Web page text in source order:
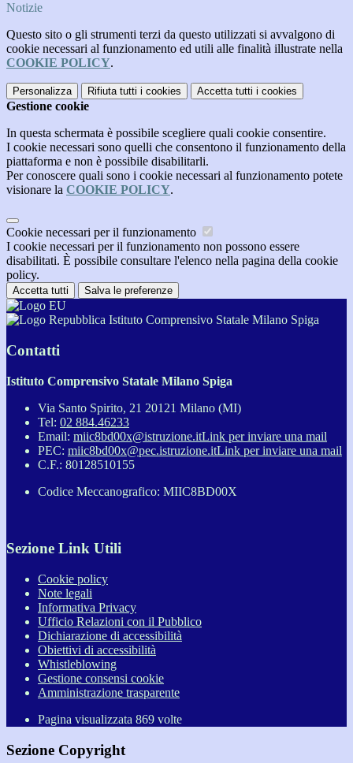
Notizie
Questo sito o gli strumenti terzi da questo utilizzati si avvalgono di
cookie necessari al funzionamento ed utili alle finalità illustrate nella
COOKIE POLICY.
Personalizza Rifiuta tutti i cookies Accetta tutti i cookies
Gestione cookie
In questa schermata è possibile scegliere quali cookie consentire.
I cookie necessari sono quelli che consentono il funzionamento della
piattaforma e non è possibile disabilitarli.
Per conoscere quali sono i cookie necessari al funzionamento potete
visionare la COOKIE POLICY.
Cookie necessari per il funzionamento
I cookie necessari per il funzionamento non possono essere
disabilitati. È possibile consultare l'elenco nella pagina della cookie
policy.
Accetta tutti Salva le preferenze
Istituto Comprensivo Statale Milano Spiga
Contatti
Istituto Comprensivo Statale Milano Spiga
Via Santo Spirito, 21 20121 Milano (MI)
Tel: 02 884.46233
Email: miic8bd00x@istruzione.itLink per inviare una mail
PEC: miic8bd00x@pec.istruzione.itLink per inviare una mail
C.F.: 80128510155
Codice Meccanografico: MIIC8BD00X
Sezione Link Utili
Cookie policy
Note legali
Informativa Privacy
Ufficio Relazioni con il Pubblico
Dichiarazione di accessibilità
Obiettivi di accessibilità
Whistleblowing
Gestione consensi cookie
Amministrazione trasparente
Pagina visualizzata 869 volte
Sezione Copyright